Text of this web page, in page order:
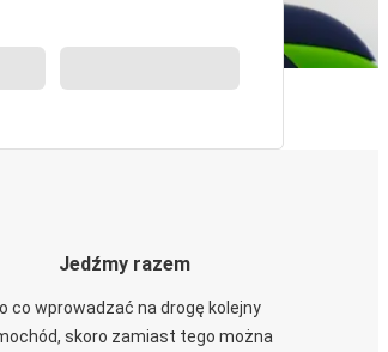
Jedźmy razem
co wprowadzać na drogę kolejny
skoro zamiast tego można